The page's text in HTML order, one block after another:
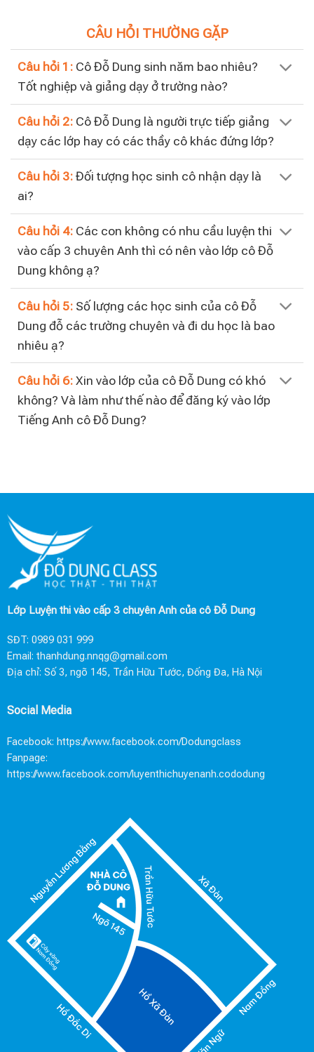
CÂU HỎI THƯỜNG GẶP
Câu hỏi 1: Cô Đỗ Dung sinh năm bao nhiêu?
Tốt nghiệp và giảng dạy ở trường nào?
Câu hỏi 2: Cô Đỗ Dung là người trực tiếp giảng
dạy các lớp hay có các thầy cô khác đứng lớp?
Câu hỏi 3: Đối tượng học sinh cô nhận dạy là
ai?
Câu hỏi 4: Các con không có nhu cầu luyện thi
vào cấp 3 chuyên Anh thì có nên vào lớp cô Đỗ
Dung không ạ?
Câu hỏi 5: Số lượng các học sinh của cô Đỗ
Dung đỗ các trường chuyên và đi du học là bao
nhiêu ạ?
Câu hỏi 6: Xin vào lớp của cô Đỗ Dung có khó
không? Và làm như thế nào để đăng ký vào lớp
Tiếng Anh cô Đỗ Dung?
Lớp Luyện thi vào cấp 3 chuyên Anh của cô Đỗ Dung
SĐT: 0989 031 999
Email: thanhdung.nnqg@gmail.com
Địa chỉ: Số 3, ngõ 145, Trần Hữu Tước, Đống Đa, Hà Nội
Social Media
Facebook: https://www.facebook.com/Dodungclass
Fanpage:
https://www.facebook.com/luyenthichuyenanh.cododung